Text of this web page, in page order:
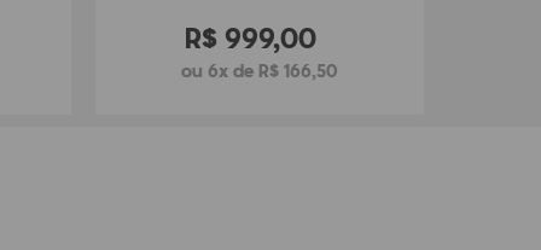
R$ 999,00
ou 6x de R$ 166,50